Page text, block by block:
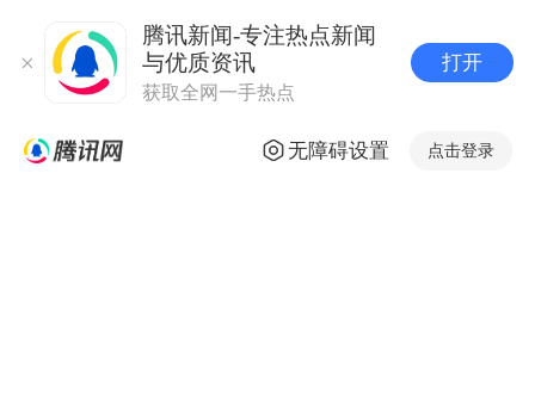
腾讯新闻-专注热点新闻
与优质资讯
获取全网一手热点
打开
无障碍设置 点击登录